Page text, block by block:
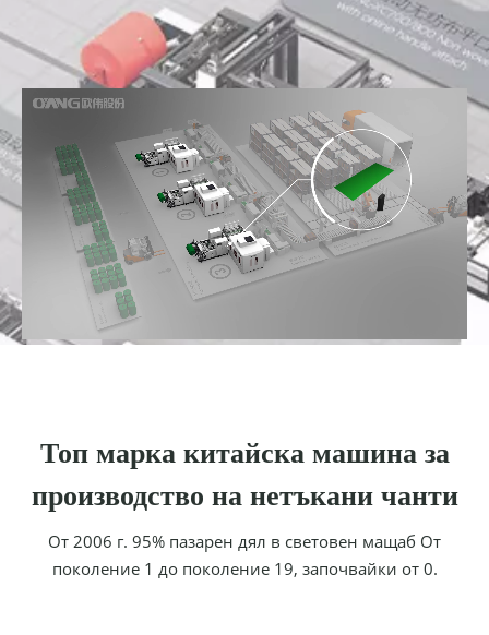
Топ марка китайска машина за
производство на нетъкани чанти
От 2006 г. 95% пазарен дял в световен мащаб От
поколение 1 до поколение 19, започвайки от 0.